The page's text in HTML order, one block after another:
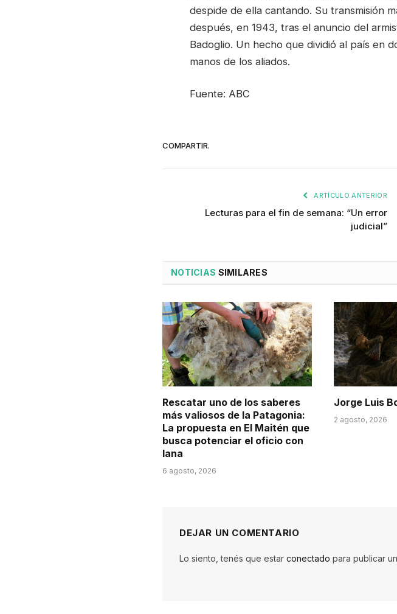
despide de ella cantando. Su transmisión
después, en 1943, tras el anuncio del
Badoglio. Un hecho que dividió al país en
manos de los aliados.
Fuente: ABC
COMPARTIR.
ARTÍCULO ANTERIOR
Lecturas para el fin de semana: “Un error
judicial”
NOTICIAS SIMILARES
Rescatar uno de los saberes
más valiosos de la Patagonia:
La propuesta en El Maitén que
busca potenciar el oficio con
lana
6 agosto, 2026
Jorge Luis
2 agosto, 2026
DEJAR UN COMENTARIO
Lo siento, tenés que estar conectado para publicar